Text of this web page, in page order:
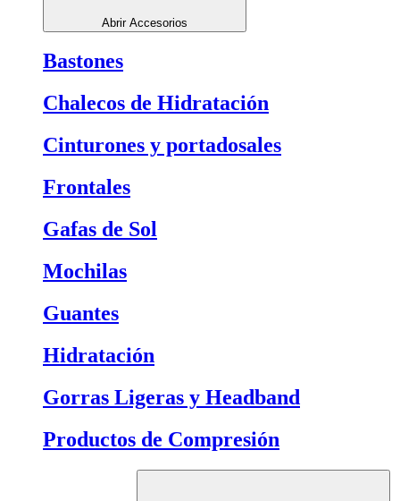
Abrir Accesorios
Bastones
Chalecos de Hidratación
Cinturones y portadosales
Frontales
Gafas de Sol
Mochilas
Guantes
Hidratación
Gorras Ligeras y Headband
Productos de Compresión